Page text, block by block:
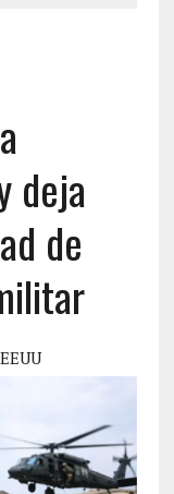
deja
de
EEUU